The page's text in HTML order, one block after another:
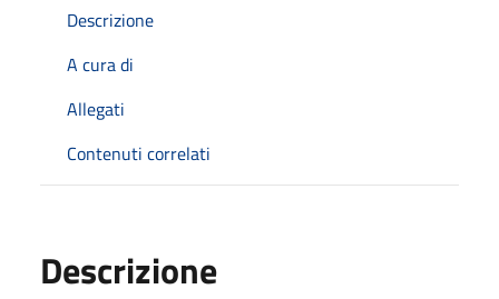
Descrizione
A cura di
Allegati
Contenuti correlati
Descrizione